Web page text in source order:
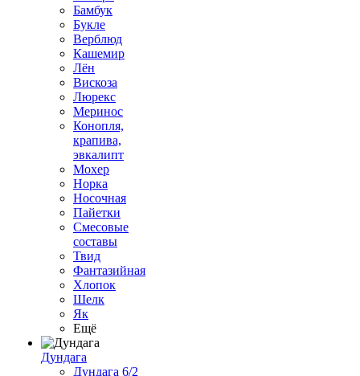
Бамбук
Букле
Верблюд
Кашемир
Лён
Вискоза
Люрекс
Меринос
Конопля,
крапива,
эвкалипт
Мохер
Норка
Носочная
Пайетки
Смесовые
составы
Твид
Фантазийная
Хлопок
Шелк
Як
Ещё
Дундага
Дундага 6/2